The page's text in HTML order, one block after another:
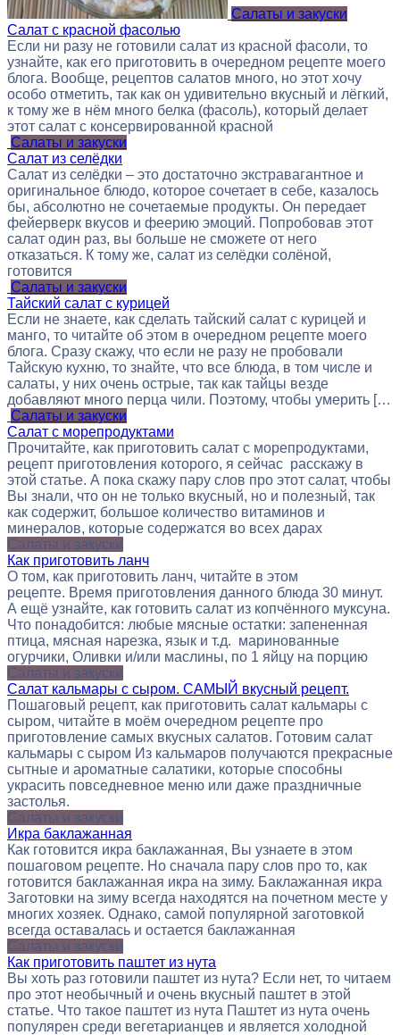
Салаты и закуски
Салат с красной фасолью
Если ни разу не готовили салат из красной фасоли, то
узнайте, как его приготовить в очередном рецепте моего
блога. Вообще, рецептов салатов много, но этот хочу
особо отметить, так как он удивительно вкусный и лёгкий,
к тому же в нём много белка (фасоль), который делает
этот салат с консервированной красной
Салаты и закуски
Салат из селёдки
Салат из селёдки – это достаточно экстравагантное и
оригинальное блюдо, которое сочетает в себе, казалось
бы, абсолютно не сочетаемые продукты. Он передает
фейерверк вкусов и феерию эмоций. Попробовав этот
салат один раз, вы больше не сможете от него
отказаться. К тому же, салат из селёдки солёной,
готовится
Салаты и закуски
Тайский салат с курицей
Если не знаете, как сделать тайский салат с курицей и
манго, то читайте об этом в очередном рецепте моего
блога. Сразу скажу, что если не разу не пробовали
Тайскую кухню, то знайте, что все блюда, в том числе и
салаты, у них очень острые, так как тайцы везде
добавляют много перца чили. Поэтому, чтобы умерить […
Салаты и закуски
Салат с морепродуктами
Прочитайте, как приготовить салат с морепродуктами,
рецепт приготовления которого, я сейчас расскажу в
этой статье. А пока скажу пару слов про этот салат, чтобы
Вы знали, что он не только вкусный, но и полезный, так
как содержит, большое количество витаминов и
минералов, которые содержатся во всех дарах
Салаты и закуски
Как приготовить ланч
О том, как приготовить ланч, читайте в этом
рецепте. Время приготовления данного блюда 30 минут.
А ещё узнайте, как готовить салат из копчённого муксуна.
Что понадобится: любые мясные остатки: запененная
птица, мясная нарезка, язык и т.д. маринованные
огурчики, Оливки и/или маслины, по 1 яйцу на порцию
Салаты и закуски
Салат кальмары с сыром. САМЫЙ вкусный рецепт.
Пошаговый рецепт, как приготовить салат кальмары с
сыром, читайте в моём очередном рецепте про
приготовление самых вкусных салатов. Готовим салат
кальмары с сыром Из кальмаров получаются прекрасные
сытные и ароматные салатики, которые способны
украсить повседневное меню или даже праздничные
застолья.
Салаты и закуски
Икра баклажанная
Как готовится икра баклажанная, Вы узнаете в этом
пошаговом рецепте. Но сначала пару слов про то, как
готовится баклажанная икра на зиму. Баклажанная икра
Заготовки на зиму всегда находятся на почетном месте у
многих хозяек. Однако, самой популярной заготовкой
всегда оставалась и остается баклажанная
Салаты и закуски
Как приготовить паштет из нута
Вы хоть раз готовили паштет из нута? Если нет, то читаем
про этот необычный и очень вкусный паштет в этой
статье. Что такое паштет из нута Паштет из нута очень
популярен среди вегетарианцев и является холодной